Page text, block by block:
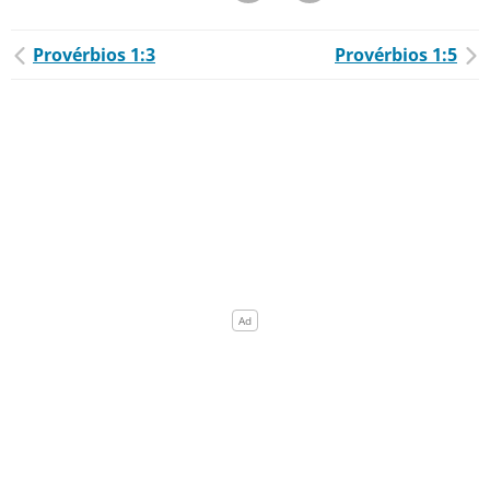
Provérbios 1:3 Provérbios 1:5